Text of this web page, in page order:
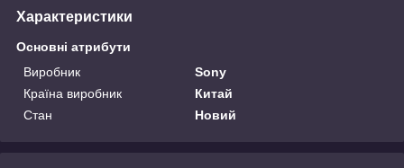
Характеристики
Основні атрибути
Виробник
Sony
Країна виробник
Китай
Стан
Новий